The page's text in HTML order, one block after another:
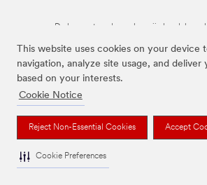
This website uses cookies on your device
navigation, analyze site usage, and deliver
based on your interests.
Cookie Notice
Reject Non-Essential Cookies Accept
Cookie Preferences
De bovenstaande merken zijn